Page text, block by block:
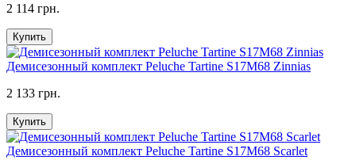
2 114 грн.
Купить
Демисезонный комплект Peluche Tartine S17M68 Zinnias
2 133 грн.
Купить
Демисезонный комплект Peluche Tartine S17M68 Scarlet